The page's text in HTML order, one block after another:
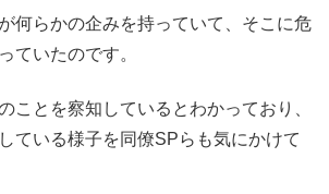
何らかの企みを持っていて、そこに危
ていたのです。
ことを察知しているとわかっており、
ている様子を同僚SPらも気にかけて